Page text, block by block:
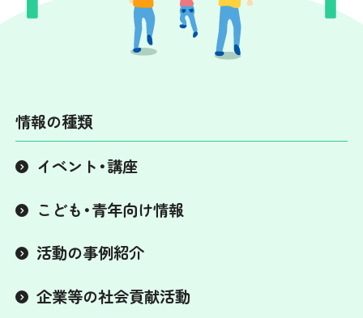
情報の種類
イベント・講座
こども・青年向け情報
活動の事例紹介
企業等の社会貢献活動